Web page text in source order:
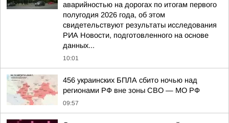
аварийностью на дорогах по итогам первого
полугодия 2026 года, об этом
свидетельствуют результаты исследования
РИА Новости, подготовленного на основе
данных...
10:01
456 украинских БПЛА сбито ночью над
регионами РФ вне зоны СВО — МО РФ
09:57